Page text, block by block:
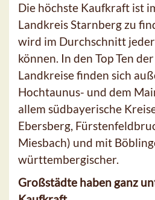
Die höchste Kaufkraft ist
Landkreis Starnberg zu
wird im Durchschnitt
können. In den Top Ten
Landkreise finden sich
Hochtaunus- und dem
allem südbayerische
Ebersberg,
Miesbach) und mit
württembergischer.
Großstädte haben ganz